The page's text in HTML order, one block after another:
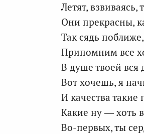
Летят, взвиваясь,
Они прекрасны,
Так сядь
Припомним все
В душе твоей вся
Вот хочешь, я
И качества такие
Какие ну — хоть
Во-первых, ты